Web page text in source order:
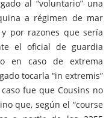
al “voluntario” una
a régimen de mar
por razones que sería
el oficial de guardia
en caso de extrema
tocarla “in extremis”
fue que Cousins no
que, según el “course